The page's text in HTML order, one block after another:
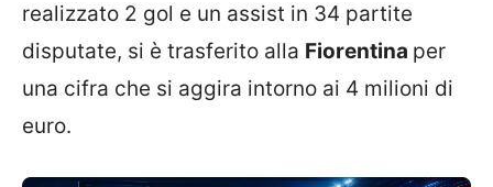
realizzato 2 gol e un assist in 34 partite
disputate, si è trasferito alla Fiorentina per
una cifra che si aggira intorno ai 4 milioni di
euro.